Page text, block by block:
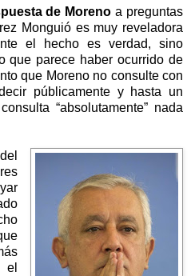
de Moreno a preguntas
Monguió es muy reveladora
el hecho es verdad, sino
que parece haber ocurrido de
que Moreno no consulte con
públicamente y hasta un
“absolutamente” nada